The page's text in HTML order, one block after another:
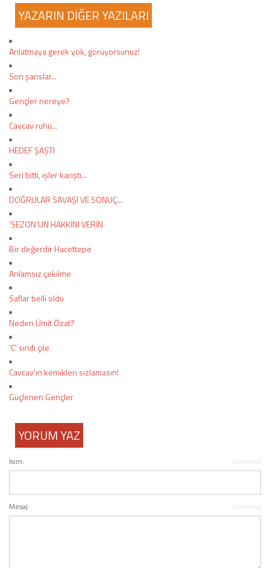
YAZARIN DİĞER YAZILARI
Anlatmaya gerek yok, görüyorsunuz!
Son şanslar...
Gençler nereye?
Cavcav ruhu...
HEDEF ŞAŞTI
Seri bitti, işler karıştı...
DOĞRULAR SAVAŞI VE SONUÇ...
‘SEZON’UN HAKKINI VERİN
Bir değerdir Hacettepe
Anlamsız çekilme
Saflar belli oldu
Neden Ümit Özat?
'C' sınıfı çile
Cavcav'ın kemikleri sızlamasın!
Güçlenen Gençler
YORUM YAZ
İsim: (zorunlu)
Mesaj: (zorunlu)